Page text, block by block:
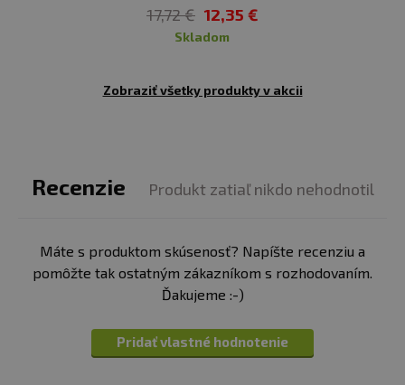
Neprekračujte odporúčanú dennú dávku. Uchovávajte
do 25 °C. Nevystavujte priamemu slnečnému žiareniu.
Chráňte pred mrazom. Výrobca nezodpovedá za vady
spôsobené nesprávnym skladovaním a používaním.
Upozornenie pre alergikov: alergény v zložkách
17,72 € 12,35 €
skladom
Zobraziť všetky produkty v akcii
Recenzie Produkt zatiaľ nikdo nehodnotil
Máte s produktom skúsenosť? Napíšte recenziu a
pomôžte tak ostatným zákazníkom s rozhodovaním.
Ďakujeme :-)
Pridať vlastné hodnotenie